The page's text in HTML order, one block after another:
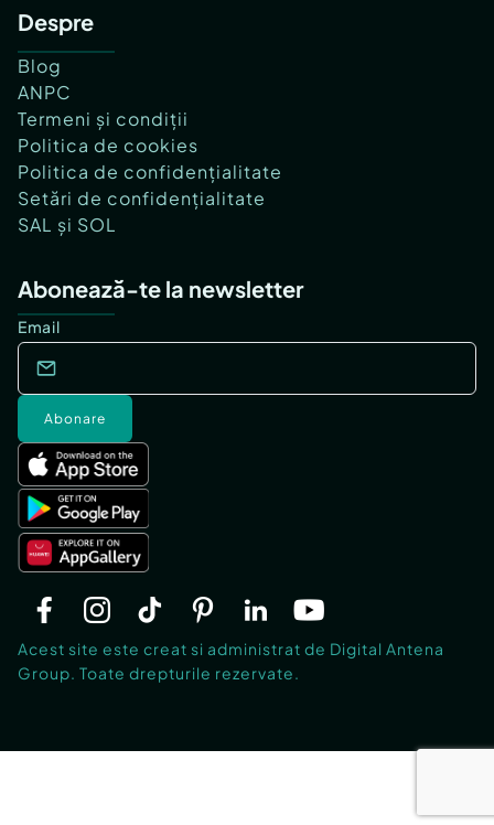
Despre
Blog
ANPC
Termeni și condiții
Politica de cookies
Politica de confidențialitate
Setări de confidențialitate
SAL și SOL
Abonează-te la newsletter
Email
Abonare
Acest site este creat si administrat de Digital Antena
Group. Toate drepturile rezervate.